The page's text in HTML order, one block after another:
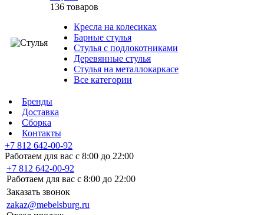
136 товаров
Кресла на колесиках
Барные стулья
Стулья с подлокотниками
Деревянные стулья
Стулья на металлокаркасе
Все категории
Бренды
Доставка
Сборка
Контакты
+7 812 642-00-92
Работаем для вас с 8:00 до 22:00
+7 812 642-00-92
Работаем для вас с 8:00 до 22:00
Заказать звонок
zakaz@mebelsburg.ru